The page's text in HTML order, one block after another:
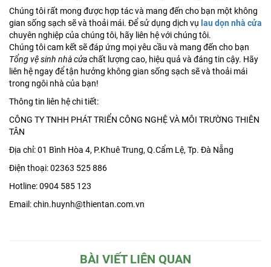
Chúng tôi rất mong được hợp tác và mang đến cho bạn một không
gian sống sạch sẽ và thoải mái. Để sử dụng dịch vụ lau dọn nhà cửa
chuyên nghiệp của chúng tôi, hãy liên hệ với chúng tôi.
Chúng tôi cam kết sẽ đáp ứng mọi yêu cầu và mang đến cho bạn
Tổng vệ sinh nhà cửachất lượng cao, hiệu quả và đáng tin cậy. Hãy
liên hệ ngay để tận hưởng không gian sống sạch sẽ và thoải mái
trong ngôi nhà của bạn!
Thông tin liên hệ chi tiết:
CÔNG TY TNHH PHÁT TRIỂN CÔNG NGHỆ VÀ MÔI TRƯỜNG THIÊN
TÂN
Địa chỉ: 01 Bình Hòa 4, P.Khuê Trung, Q.Cẩm Lệ, Tp. Đà Nẵng
Điện thoại: 02363 525 886
Hotline: 0904 585 123
Email: chin.huynh@thientan.com.vn
BÀI VIẾT LIÊN QUAN